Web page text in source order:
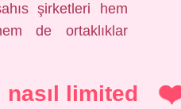
şirketleri hem
de ortaklıklar
nasıl limited